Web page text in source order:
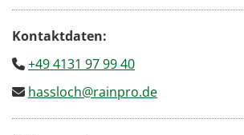
Kon­takt­da­ten:
 +49 4131 97 99 40
 hass­loch@​rain­pro.​de